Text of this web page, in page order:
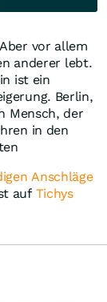
vor allem
anderer lebt.
ist ein
Berlin,
Mensch, der
in den
Anschläge
auf Tichys